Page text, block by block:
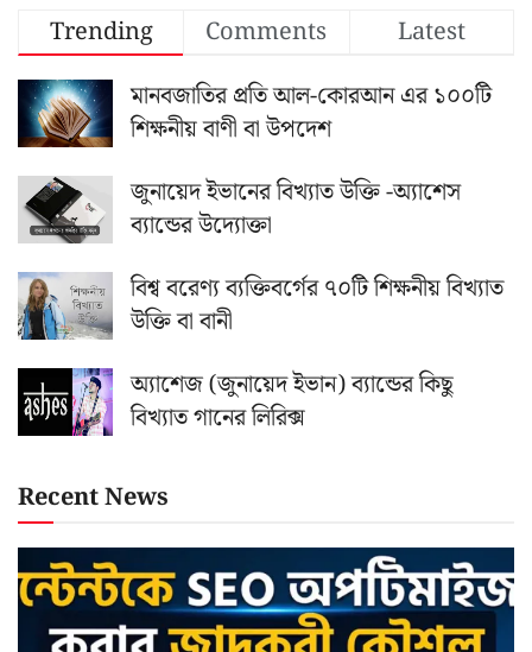
Trending Comments
Latest
মানবজাতির প্রতি আল-কোরআন এর ১০০টি
শিক্ষনীয় বাণী বা উপদেশ
জুনায়েদ ইভানের বিখ্যাত উক্তি -অ্যাশেস
ব্যান্ডের উদ্যোক্তা
বিশ্ব বরেণ্য ব্যক্তিবর্গের ৭০টি শিক্ষনীয় বিখ্যাত
উক্তি বা বানী
অ্যাশেজ (জুনায়েদ ইভান) ব্যান্ডের কিছু
বিখ্যাত গানের লিরিক্স
Recent News